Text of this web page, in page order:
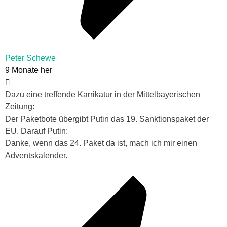
Peter Schewe
9 Monate her
Dazu eine treffende Karrikatur in der Mittelbayerischen
Zeitung:
Der Paketbote übergibt Putin das 19. Sanktionspaket der
EU. Darauf Putin:
Danke, wenn das 24. Paket da ist, mach ich mir einen
Adventskalender.